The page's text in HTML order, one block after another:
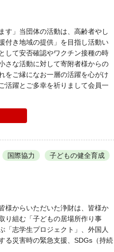
す」当団体の活動は、高齢者やし
付き地域の提供」を目指し活動い
して安否確認やワクチン接種の時
さな活動に対して寄附者様からの
をご縁になお一層の活躍を心がけ
活躍とご多幸を祈りまして会員一
国際協力 子どもの健全育成
様からいただいた浄財は、皆様か
り組む「子どもの居場所作り事
「志学生プロジェクト」、外国人
る災害時の緊急支援、SDGs（持続